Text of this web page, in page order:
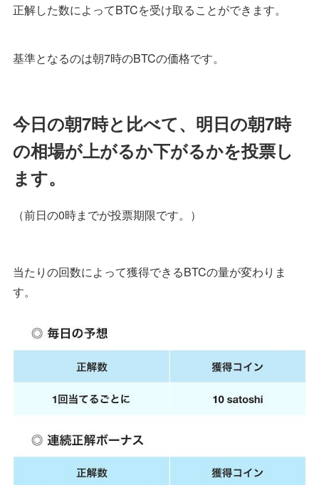
正解した数によってBTCを受け取ることができます。
基準となるのは朝7時のBTCの価格です。
今日の朝7時と比べて、明日の朝7時
の相場が上がるか下がるかを投票し
ます。
（前日の0時までが投票期限です。）
当たりの回数によって獲得できるBTCの量が変わりま
す。